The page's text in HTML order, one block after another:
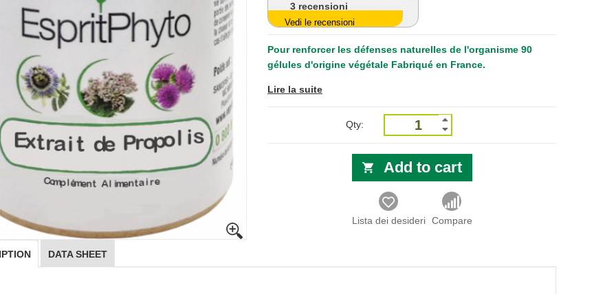
3 recensioni
Vedi le recensioni
Pour renforcer les défenses naturelles de l'organisme 90
gélules d'origine végétale Fabriqué en France.
Lire la suite
Qty:
Add to cart
Lista dei desideri Compare
DATA SHEET